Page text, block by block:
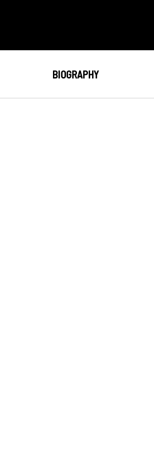
BIOGRAPHY